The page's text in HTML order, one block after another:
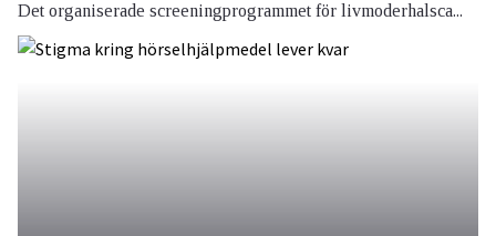
Det organiserade screeningprogrammet för livmoderhalsca...